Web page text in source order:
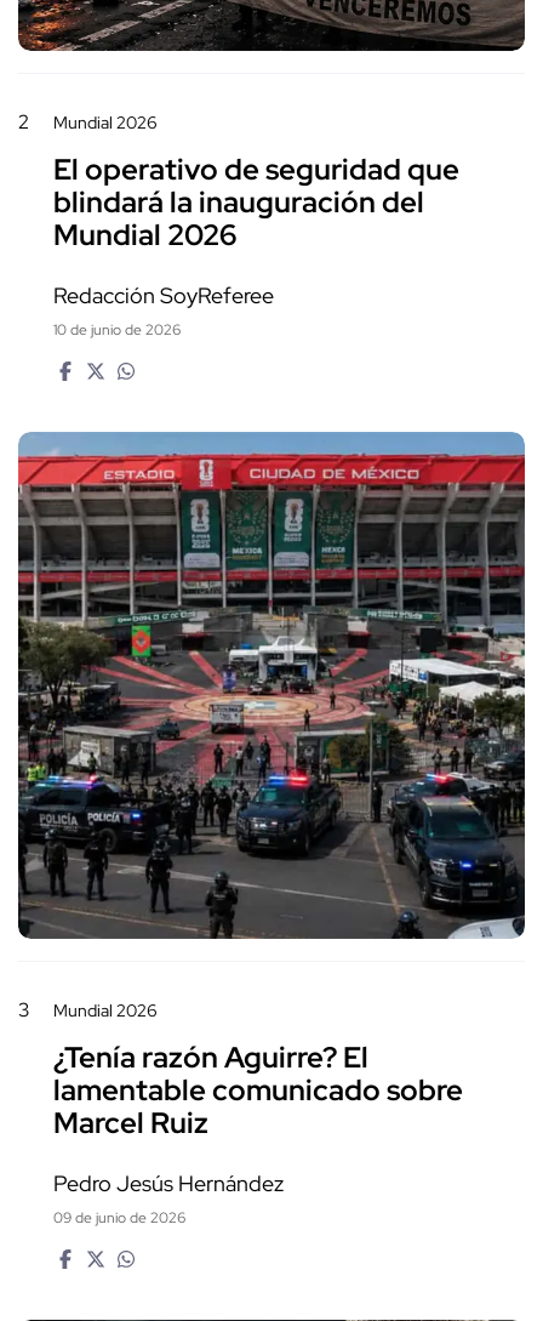
2 Mundial 2026
El operativo de seguridad que
blindará la inauguración del
Mundial 2026
Redacción SoyReferee
10 de junio de 2026
3 Mundial 2026
¿Tenía razón Aguirre? El
lamentable comunicado sobre
Marcel Ruiz
Pedro Jesús Hernández
09 de junio de 2026